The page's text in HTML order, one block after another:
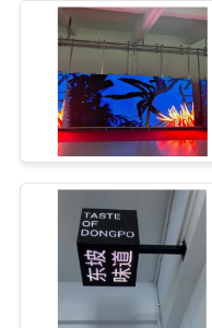
POLICY